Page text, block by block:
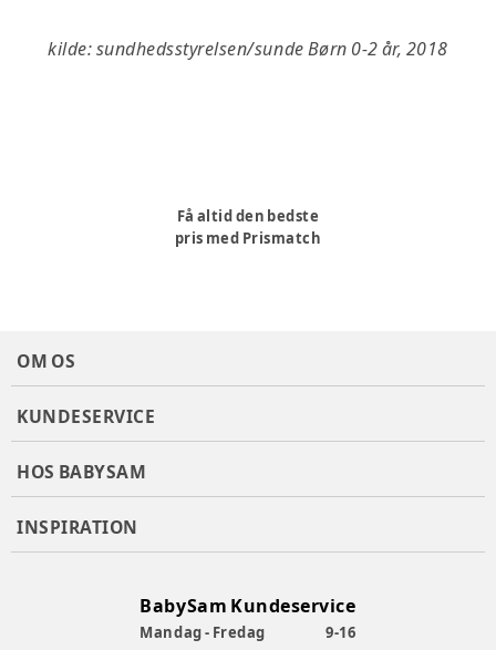
kilde: sundhedsstyrelsen/sunde Børn 0-2 år, 2018
Få altid den bedste
pris med Prismatch
OM OS
KUNDESERVICE
HOS BABYSAM
INSPIRATION
BabySam Kundeservice
Mandag - Fredag 9-16